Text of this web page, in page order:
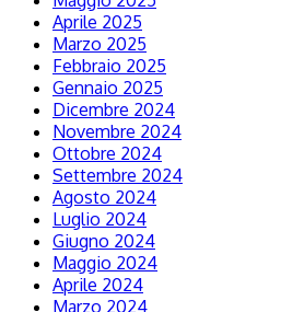
Aprile 2025
Marzo 2025
Febbraio 2025
Gennaio 2025
Dicembre 2024
Novembre 2024
Ottobre 2024
Settembre 2024
Agosto 2024
Luglio 2024
Giugno 2024
Maggio 2024
Aprile 2024
Marzo 2024